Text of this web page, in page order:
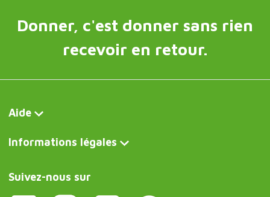
Donner, c'est donner sans rien
recevoir en retour.
Aide
Informations légales
Suivez-nous sur